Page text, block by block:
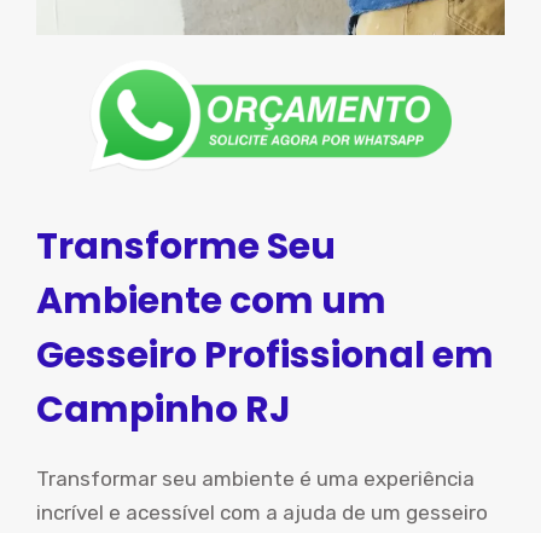
Transforme Seu
Ambiente com um
Gesseiro Profissional em
Campinho RJ
Transformar seu ambiente é uma experiência
incrível e acessível com a ajuda de um gesseiro